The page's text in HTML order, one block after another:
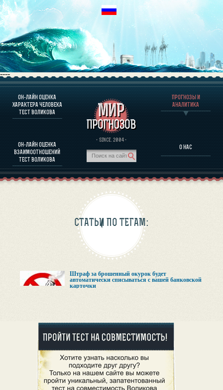
----
ОН-ЛАЙН ОЦЕНКА
ХАРАКТЕРА ЧЕЛОВЕКА
ТЕСТ ВОЛИКОВА
ОН-ЛАЙН ОЦЕНКА
ВЗАИМООТНОШЕНИЙ
ТЕСТ ВОЛИКОВА
· SINCE. 2004 ·
ПРОГНОЗЫ И
АНАЛИТИКА
О НАС
О ПРОГРАММЕ
ОЦЕНКА ХАРАКТЕРA ЧЕЛОВЕКА
ОЦЕНКА ХАРАКТЕРА ВЫДАЮЩИХСЯ ЛИЧНОСТЕЙ
О ПРОГРАММЕ
ПРОГНОЗЫ И АНАЛИТИКА
СТАТЬИ ПО ТЕГАМ:
Штраф за брошенный окурок будет
автоматически списываться с вашей банковской
карточки